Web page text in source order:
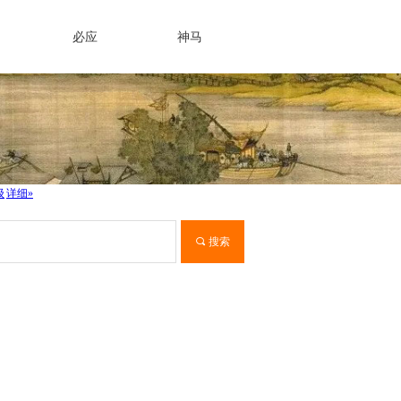
必应 神马
끠 搜索